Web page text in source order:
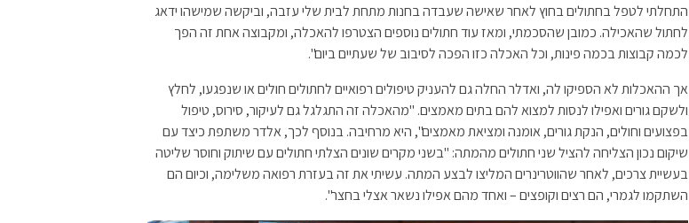
התחלתי לטפל בחתולים בחוץ לאחר שאישה שעבדה בחנות מתחת לבית שלי עזבה, וביקשה שמישהו ידאג
לחתול שהאכילה. כמובן שהסכמתי, ומאז עוד חתולים נוספים הצטרפו להאכלה, ומקבוצה אחת זה הפך
לכמה קבוצות בכמה פינות, וכל האכלה כזו הפכה לסיבוב של שעתיים ביום".
אך ההאכלות לא הספיקו לה, ואדלר החלה גם להעניק טיפולים רפואיים לחתולים חולים או שנפגעו, לחלץ
ולשקם גורים ואפילו לנסות למצוא להם בתים מאמצים. "מהאכלה זה התגלגל גם לעיקור, סירוס, טיפול
בפצועים וחולים, הנקת גורים, אומנה ומציאת מאמצים", היא מרחיבה. בנוסף לכך, אלדר משתפת כיצד עם
שיקום נכון הצליחה להציל שני חתולים מהמתה: "בשני מקרים שונים הצלתי חתולים עם שיתוק וחוסר שליטה
בעשיית צרכים, לאחר שהווטרינרים המליצו לבצע המתה. עשיתי את זה בעזרת רפואה משלימה, וכיום הם
השתקמו לגמרי, הם רצים וקופצים – ואחד מהם אפילו נשאר אצלי בחצר".